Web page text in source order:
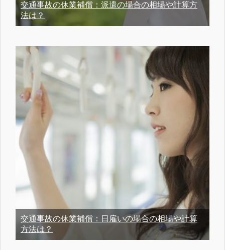
交通事故の休業補償：派遣の場合の相場や計算方
法は？
交通事故の休業補償：日雇いの場合の相場や計算
方法は？